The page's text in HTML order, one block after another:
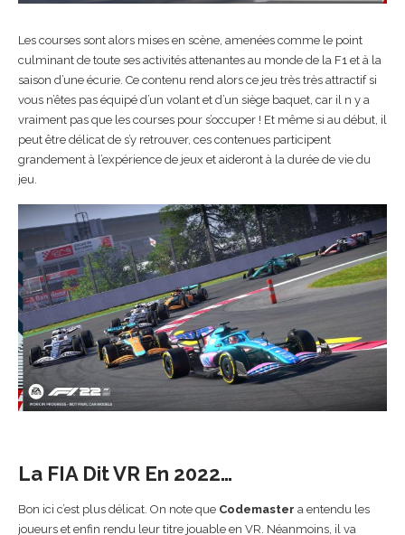
Les courses sont alors mises en scène, amenées comme le point
culminant de toute ses activités attenantes au monde de la F1 et à la
saison d’une écurie. Ce contenu rend alors ce jeu très très attractif si
vous n’êtes pas équipé d’un volant et d’un siège baquet, car il n y a
vraiment pas que les courses pour s’occuper ! Et même si au début, il
peut être délicat de s’y retrouver, ces contenues participent
grandement à l’expérience de jeux et aideront à la durée de vie du
jeu.
La FIA Dit VR En 2022…
Bon ici c’est plus délicat. On note que Codemaster a entendu les
joueurs et enfin rendu leur titre jouable en VR. Néanmoins, il va